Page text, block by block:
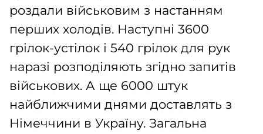
роздали військовим з настанням
перших холодів. Наступні 3600
грілок-устілок і 540 грілок для рук
наразі розподіляють згідно запитів
військових. А ще 6000 штук
найближчими днями доставлять з
Німеччини в Україну. Загальна